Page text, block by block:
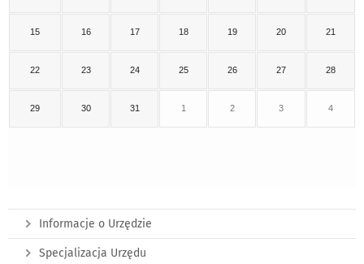
15 16 17 18 19 20 21
22 23 24 25 26 27 28
29 30 31 1 2 3 4
Informacje o Urzędzie
Specjalizacja Urzędu